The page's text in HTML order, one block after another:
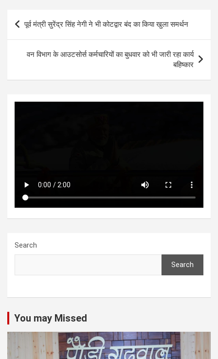
s
A
p
b
o
o
er
g
er
gr
a
m
Post
navigation
पूर्व मंत्री सुरेंद्र सिंह नेगी ने भी कोटद्वार बंद का किया खुला समर्थन
वन विभाग के आउटसोर्स कर्मचारियों का बुधवार को भी जारी रहा कार्य
बहिष्कार
Search
Search
You may Missed